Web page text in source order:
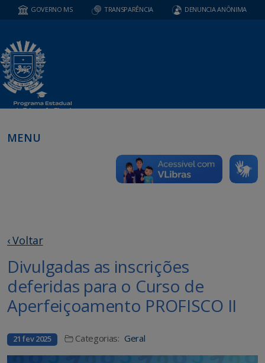
GOVERNO MS TRANSPARÊNCIA DENUNCIA ANÔNIMA
MENU
‹ Voltar
Divulgadas as inscrições
deferidas para o Curso de
Aperfeiçoamento PROFISCO II
21 fev 2025 Categorias: Geral